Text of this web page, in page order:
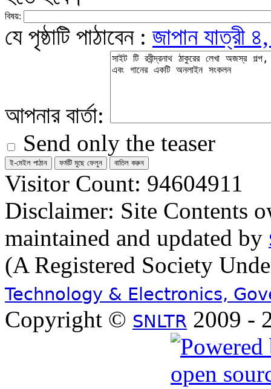
বিষয়:
যে পৃষ্ঠাটি পাঠাবেন : জাপান যাত্রী
আপনার বার্তা:
Send only the teaser
Visitor Count: 94604911
Disclaimer: Site Contents
maintained and updated by
(A Registered Society
Technology & Electronics,
Copyright © SNLTR 2009 -